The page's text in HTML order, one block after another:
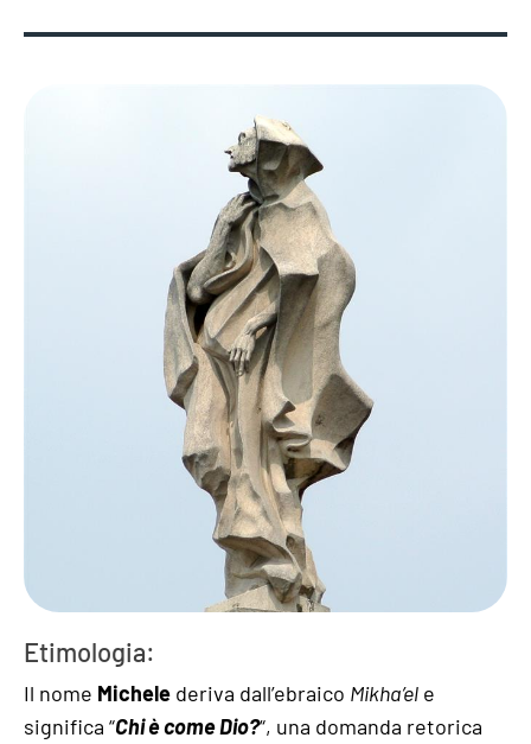
Etimologia:
Il nome Michele deriva dall’ebraico Mikha’el e
significa “Chi è come Dio?“, una domanda retorica